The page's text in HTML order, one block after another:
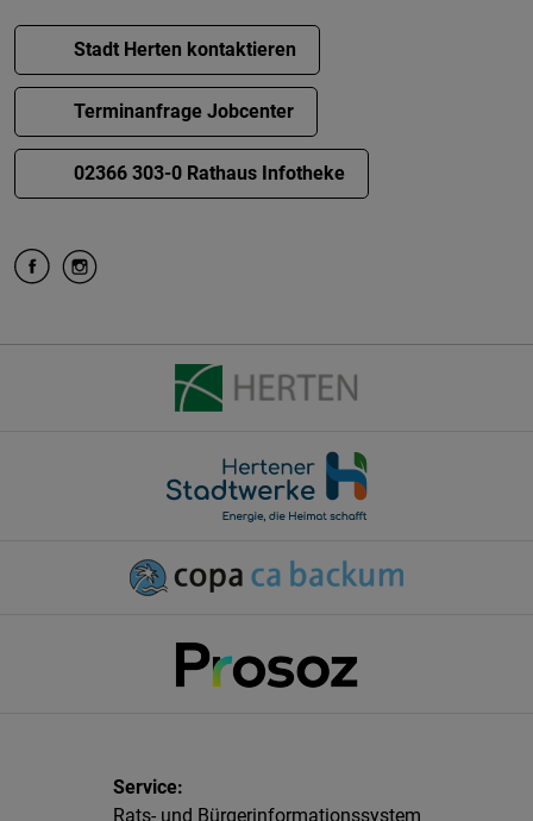
Stadt Herten kontaktieren
Terminanfrage Jobcenter
02366 303-0 Rathaus Infotheke
Rats- und Bürgerinformationssystem